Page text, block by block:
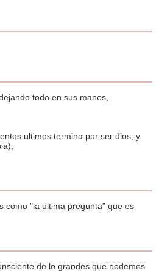
todo en sus manos,
ultimos termina por ser dios, y
como "la ultima pregunta" que es
de lo grandes que podemos